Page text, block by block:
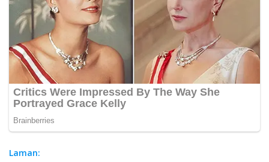
Laman: